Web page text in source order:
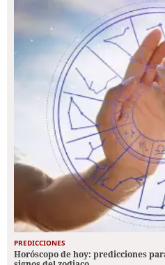
PREDICCIONES
Horóscopo de hoy: predicciones